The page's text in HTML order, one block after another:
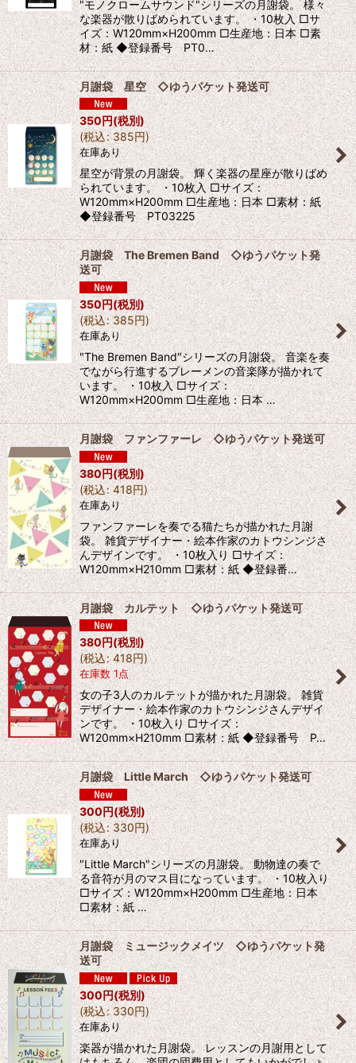
"モノクロームサウンド"シリーズの月謝袋。 様々
な楽器が散りばめられています。 ・10枚入 □サ
イズ：W120mm×H200mm □生産地：日本 □素
材：紙 ◆登録番号 PT0…
月謝袋 星空 ◇ゆうパケット発送可
350円(税別)
(税込: 385円)
在庫あり
星空が背景の月謝袋。 輝く楽器の星座が散りばめ
られています。 ・10枚入 □サイズ：
W120mm×H200mm □生産地：日本 □素材：紙
◆登録番号 PT03225
月謝袋 The Bremen Band ◇ゆうパケット発
送可
350円(税別)
(税込: 385円)
在庫あり
"The Bremen Band"シリーズの月謝袋。 音楽を奏
でながら行進するブレーメンの音楽隊が描かれて
います。 ・10枚入 □サイズ：
W120mm×H200mm □生産地：日本 …
月謝袋 ファンファーレ ◇ゆうパケット発送可
380円(税別)
(税込: 418円)
在庫あり
ファンファーレを奏でる猫たちが描かれた月謝
袋。 雑貨デザイナー・絵本作家のカトウシンジさ
んデザインです。 ・10枚入り □サイズ：
W120mm×H210mm □素材：紙 ◆登録番…
月謝袋 カルテット ◇ゆうパケット発送可
380円(税別)
(税込: 418円)
在庫数 1点
女の子3人のカルテットが描かれた月謝袋。 雑貨
デザイナー・絵本作家のカトウシンジさんデザイ
ンです。 ・10枚入り □サイズ：
W120mm×H210mm □素材：紙 ◆登録番号 P…
月謝袋 Little March ◇ゆうパケット発送可
300円(税別)
(税込: 330円)
在庫あり
"Little March"シリーズの月謝袋。 動物達の奏で
る音符が月のマス目になっています。 ・10枚入り
□サイズ：W120mm×H200mm □生産地：日本
□素材：紙 …
月謝袋 ミュージックメイツ ◇ゆうパケット発
送可
300円(税別)
(税込: 330円)
在庫あり
楽器が描かれた月謝袋。 レッスンの月謝用として